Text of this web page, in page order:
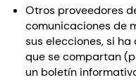
Otros proveedores
comunicaciones de
sus elecciones, si
que se compartan
un boletín